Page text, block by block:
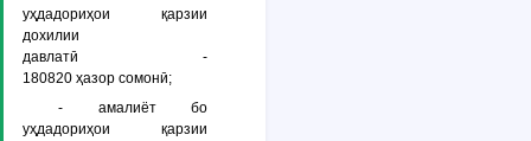
уҳдадориҳои қарзии
дохилии
давлатӣ -
180820 ҳазор сомонӣ;
- амалиёт бо
уҳдадориҳои қарзии